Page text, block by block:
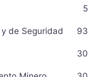
5
de Seguridad 93
30